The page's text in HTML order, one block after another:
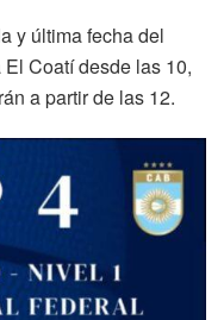
y última fecha del
Coatí desde las 10,
a partir de las 12.